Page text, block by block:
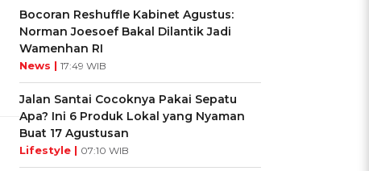
Bocoran Reshuffle Kabinet Agustus:
Norman Joesoef Bakal Dilantik Jadi
Wamenhan RI
News | 17:49 WIB
Jalan Santai Cocoknya Pakai Sepatu
Apa? Ini 6 Produk Lokal yang Nyaman
Buat 17 Agustusan
Lifestyle | 07:10 WIB